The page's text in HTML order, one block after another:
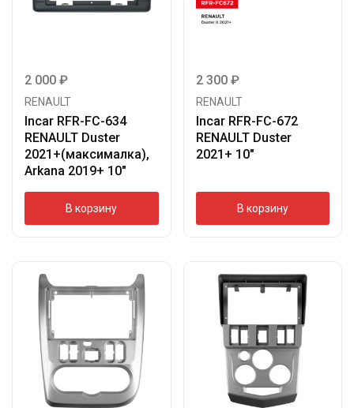
2 000 ₽
RENAULT
Incar RFR-FC-634
RENAULT Duster
2021+(максималка),
Arkana 2019+ 10″
В корзину
2 300 ₽
RENAULT
Incar RFR-FC-672
RENAULT Duster
2021+ 10″
В корзину